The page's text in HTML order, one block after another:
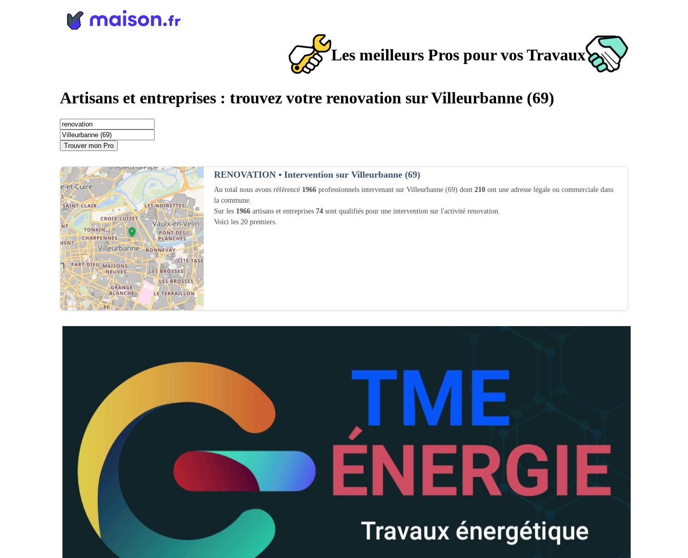
Les meilleurs Pros pour vos Travaux
Artisans et entreprises : trouvez votre renovation sur Villeurbanne (69)
Trouver mon Pro
RENOVATION • Intervention sur Villeurbanne (69)
Au total nous avons référencé 1966 professionnels intervenant sur Villeurbanne (69) dont 210 ont une adresse légale ou commerciale dans
la commune.
Sur les 1966 artisans et entreprises 74 sont qualifiés pour une intervention sur l'activité renovation.
Voici les 20 premiers.